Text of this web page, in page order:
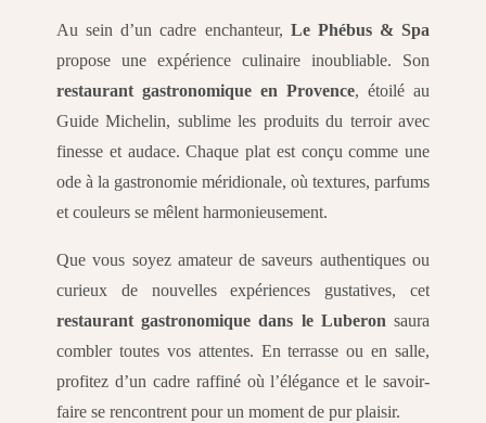
Au sein d’un cadre enchanteur, Le Phébus & Spa
propose une expérience culinaire inoubliable. Son
restaurant gastronomique en Provence, étoilé au
Guide Michelin, sublime les produits du terroir avec
finesse et audace. Chaque plat est conçu comme une
ode à la gastronomie méridionale, où textures, parfums
et couleurs se mêlent harmonieusement.
Que vous soyez amateur de saveurs authentiques ou
curieux de nouvelles expériences gustatives, cet
restaurant gastronomique dans le Luberon saura
combler toutes vos attentes. En terrasse ou en salle,
profitez d’un cadre raffiné où l’élégance et le savoir-
faire se rencontrent pour un moment de pur plaisir.